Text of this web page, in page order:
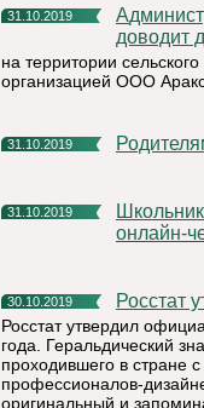
31.10.2019
Администрация муниципального района «Княжпогостский»
доводит
на территории
организацией ООО
31.10.2019
31.10.2019
Школьников и студентов Коми приглашают принять участие в
онлайн-
30.10.2019
Росстат утвердил
года. Геральдический
проходившего в стране
профессионалов-
оригинальный и